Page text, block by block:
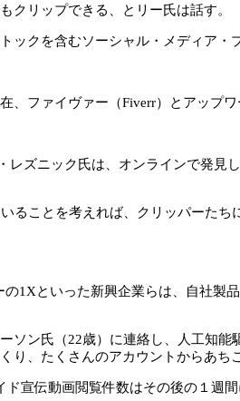
クリップできる、とリー氏は話す。
クを含むソーシャル・メディア・
ファイヴァー（Fiverr）とアップ
ズニック氏は、オンラインで発見
ることを考えれば、クリッパーた
1Xといった新興企業らは、自社製
ン氏（22歳）に連絡し、人工知
、たくさんのアカウントからあち
宣伝動画閲覧件数はその後の１週